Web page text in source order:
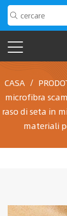
CASA /
microfibra
raso di seta in
materiali